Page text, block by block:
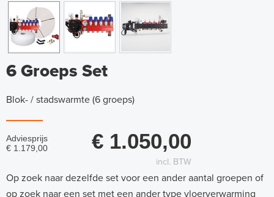
6 Groeps Set
Blok- / stadswarmte (6 groeps)
Adviesprijs
€ 1.179,00
€ 1.050,00
incl. BTW
Op zoek naar dezelfde set voor een ander aantal groepen of
op zoek naar een set met een ander type vloerverwarming